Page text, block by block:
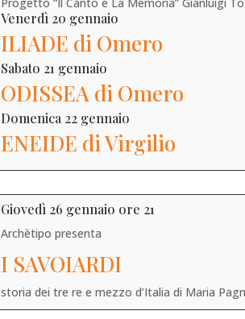
Venerdì 20 gennaio
ILIADE di Omero
Sabato 21 gennaio
ODISSEA di Omero
Domenica 22 gennaio
ENEIDE di Virgilio
Giovedì 26 gennaio ore 21
Archètipo presenta
I SAVOIARDI
storia dei tre re e mezzo d’Italia di Maria